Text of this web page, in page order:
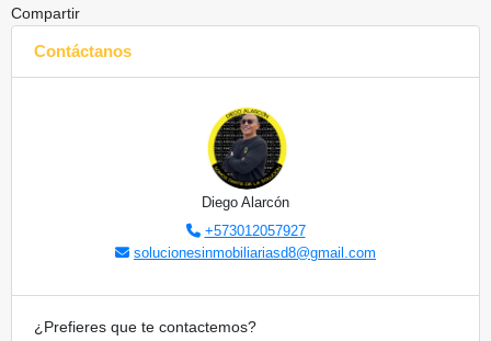
Compartir
Contáctanos
Diego Alarcón
+573012057927
solucionesinmobiliariasd8@gmail.com
¿Prefieres que te contactemos?